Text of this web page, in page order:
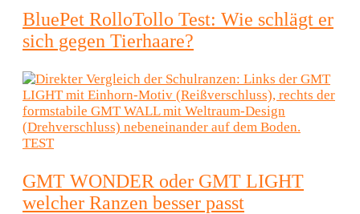
BluePet RolloTollo Test: Wie schlägt er
sich gegen Tierhaare?
TEST
GMT WONDER oder GMT LIGHT
welcher Ranzen besser passt